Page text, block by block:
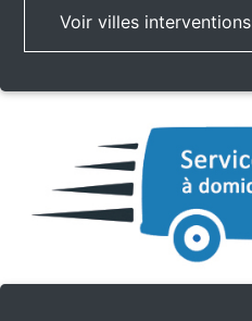
Voir villes interventions